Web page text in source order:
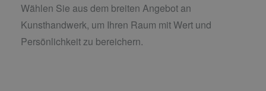
Wählen Sie aus dem breiten Angebot an
Kunsthandwerk, um Ihren Raum mit Wert und
Persönlichkeit zu bereichern.